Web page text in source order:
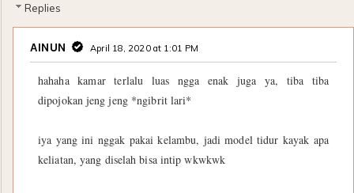
Replies
AINUN April 18, 2020 at 1:01 PM
hahaha kamar terlalu luas ngga enak juga ya, tiba tiba
dipojokan jeng jeng *ngibrit lari*
iya yang ini nggak pakai kelambu, jadi model tidur kayak apa
keliatan, yang diselah bisa intip wkwkwk